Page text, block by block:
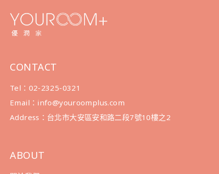
CONTACT
Tel：02-2325-0321
Email：info@youroomplus.com
Address：台北市大安區安和路二段7號10樓之2
ABOUT